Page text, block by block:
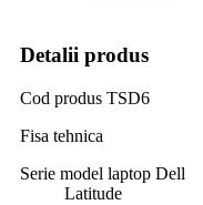
Detalii produs
Cod produs TSD6
Fisa tehnica
Serie model laptop Dell
Latitude